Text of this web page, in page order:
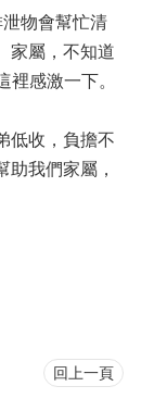
物會幫忙清
家屬，不知道
感激一下。
低收，負擔不
助我們家屬，
回上一頁